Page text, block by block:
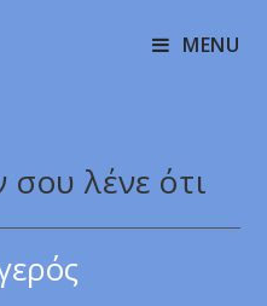
MENU
λένε ότι